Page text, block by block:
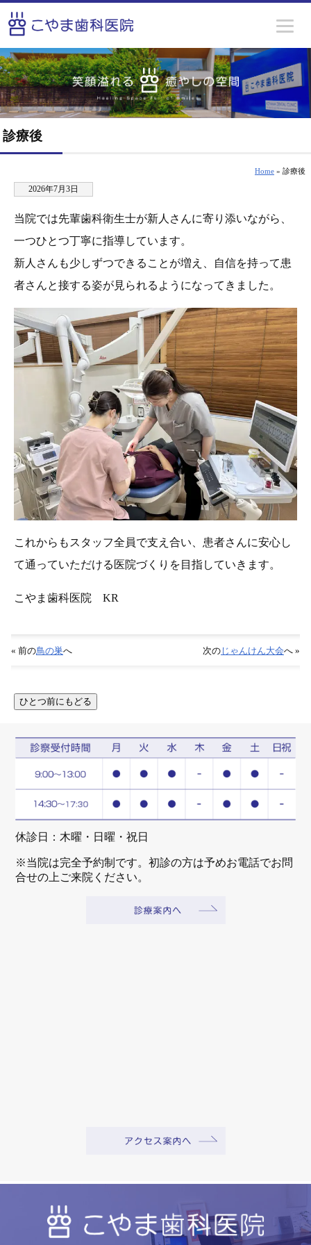
診療後
Home » 診療後
2026年7月3日
当院では先輩歯科衛生士が新人さんに寄り添いながら、
一つひとつ丁寧に指導しています。
新人さんも少しずつできることが増え、自信を持って患
者さんと接する姿が見られるようになってきました。
これからもスタッフ全員で支え合い、患者さんに安心し
て通っていただける医院づくりを目指していきます。
こやま歯科医院 KR
« 前の鳥の巣へ 次の じゃんけん大会へ »
休診日：木曜・日曜・祝日
※当院は完全予約制です。初診の方は予めお電話でお問
合せの上ご来院ください。